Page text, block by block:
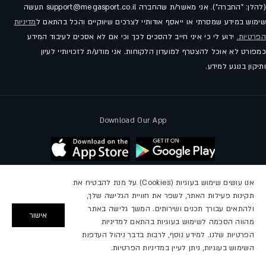
(להלן: "החברה"). אני מאשר/ת שהחברה support@megasport.co.il תעשה
שימוש במידע שמסרתי או ייאסף אודותיי לצרכים שיווקיים והכל בהתאם למדיניות
הפרטיות. ידוע לי כי איני חייב להסכים לכך וכי אם לא אסכים לעיבוד המידע
כמפורט לא אוכל להצטרף למועדון הלקוחות. אני מודע/ת לזכויותיי לעיון
ותיקון בנוגע למידע.
Download Our App
עקבו אחרינו
2026, מגה ספורט מופעל על ידי Shopify
אנו עושים שימוש בעוגיות (Cookies) על מנת להבטיח את
תקינות פעילות האתר, לשפר את חוויית הגלישה שלך,
ולהתאים עבורך תכנים ושירותים. המשך גלישה באתר
מהווה הסכמה לשימוש בעוגיות בהתאם למדיניות
הפרטיות שלנו. למידע נוסף, לרבות בדבר ניהול העדפות
השימוש בעוגיות, ניתן לעיין במדיניות הפרטיות.
אישור